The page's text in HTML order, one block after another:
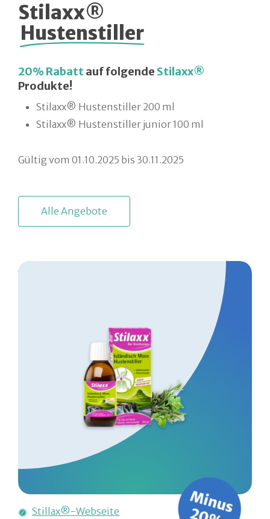
Stilaxx®
Hustenstiller
20% Rabattauf folgende Stilaxx®
Produkte!
Stilaxx® Hustenstiller 200 ml
Stilaxx® Hustenstiller junior 100 ml
Gültig vom 01.10.2025 bis 30.11.2025
A le Angebote
Stillax®-Webseite